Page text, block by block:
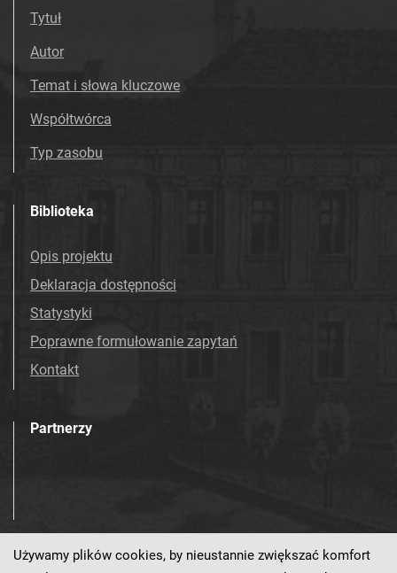
Tytuł
Autor
Temat i słowa kluczowe
Współtwórca
Typ zasobu
Biblioteka
Opis projektu
Deklaracja dostępności
Statystyki
Poprawne formułowanie zapytań
Kontakt
Partnerzy
Używamy plików cookies, by nieustannie zwiększać komfort